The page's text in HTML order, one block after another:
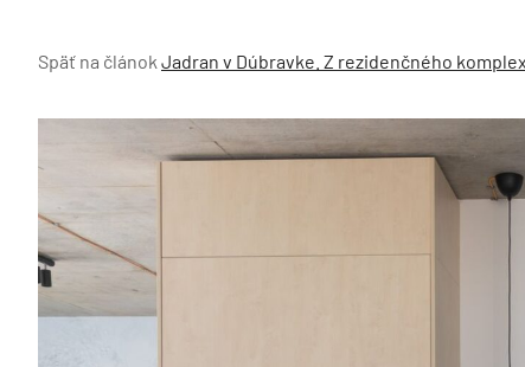
Späť na článok Jadran v Dúbravke. Z rezidenčného